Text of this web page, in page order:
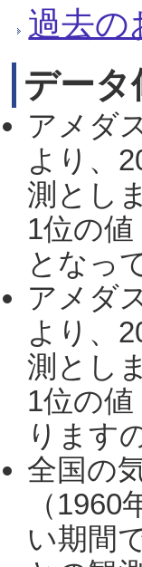
過去の
データ
アメダ
より、
測とし
1位の
となっ
アメダ
より、
測とし
1位の
ります
全国の
（
い期間